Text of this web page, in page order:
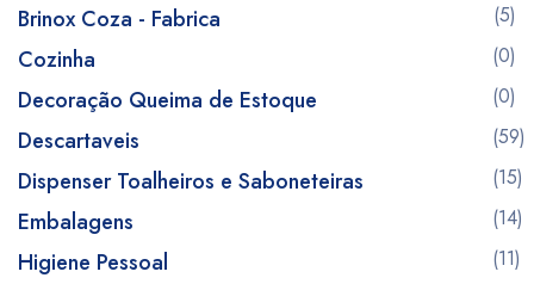
Brinox Coza - Fabrica (5)
Cozinha (0)
Decoração Queima de Estoque (0)
Descartaveis (59)
Dispenser Toalheiros e Saboneteiras (15)
Embalagens (14)
Higiene Pessoal (11)